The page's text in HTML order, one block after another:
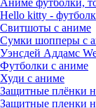
Аниме футболки,
Hello kitty -
Свитшоты с аниме
Сумки шопперы с
Уэнсдей Аддамс
Футболки с аниме
Худи с аниме
Защитные плёнки
Защитные пленки